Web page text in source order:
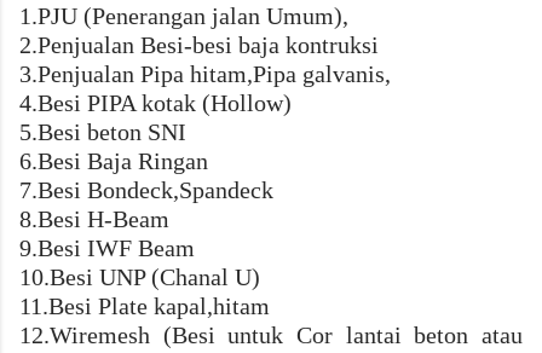
1.PJU (Penerangan jalan Umum),
2.Penjualan Besi-besi baja kontruksi
3.Penjualan Pipa hitam,Pipa galvanis,
4.Besi PIPA kotak (Hollow)
5.Besi beton SNI
6.Besi Baja Ringan
7.Besi Bondeck,Spandeck
8.Besi H-Beam
9.Besi IWF Beam
10.Besi UNP (Chanal U)
11.Besi Plate kapal,hitam
12.Wiremesh (Besi untuk Cor lantai beton atau